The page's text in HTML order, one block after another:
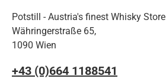
Potstill - Austria's finest Whisky Store
Währingerstraße 65,
1090 Wien
+43 (0)664 1188541‬